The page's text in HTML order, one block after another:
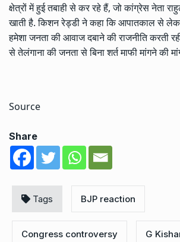
क्षेत्रों में हुई तबाही से कर रहे हैं, जो कांग्रेस नेता
खाती है. किशन रेड्डी ने कहा कि आपातकाल से
हमेशा जनता की आवाज दबाने की राजनीति करती
से तेलंगाना की जनता से बिना शर्त माफी मांगने की
Source
Share
Tags BJP reaction
Congress controversy G